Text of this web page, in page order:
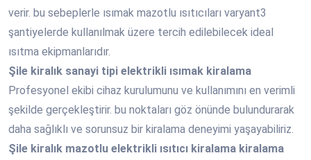
verir. bu sebeplerle ısımak mazotlu ısıtıcıları varyant3
şantiyelerde kullanılmak üzere tercih edilebilecek ideal
ısıtma ekipmanlarıdır.
Şile kiralık sanayi tipi elektrikli ısımak kiralama
Profesyonel ekibi cihaz kurulumunu ve kullanımını en verimli
şekilde gerçekleştirir. bu noktaları göz önünde bulundurarak
daha sağlıklı ve sorunsuz bir kiralama deneyimi yaşayabiliriz.
Şile kiralık mazotlu elektrikli ısıtıcı kiralama kiralama